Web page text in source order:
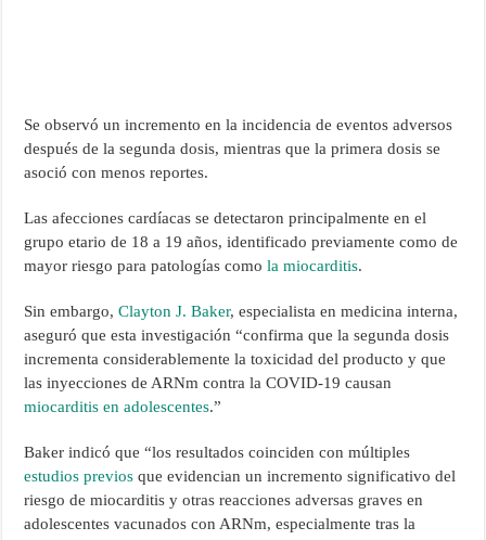
Se observó un incremento en la incidencia de eventos adversos
después de la segunda dosis, mientras que la primera dosis se
asoció con menos reportes.
Las afecciones cardíacas se detectaron principalmente en el
grupo etario de 18 a 19 años, identificado previamente como de
mayor riesgo para patologías comola miocarditis.
Sin embargo,Clayton J. Baker, especialista en medicina interna,
aseguró que esta investigación “confirma que la segunda dosis
incrementa considerablemente la toxicidad del producto y que
las inyecciones de ARNm contra la COVID-19 causan
miocarditis en adolescentes.”
Baker indicó que “los resultados coinciden con múltiples
estudios previos que evidencian un incremento significativo del
riesgo de miocarditis y otras reacciones adversas graves en
adolescentes vacunados con ARNm, especialmente tras la